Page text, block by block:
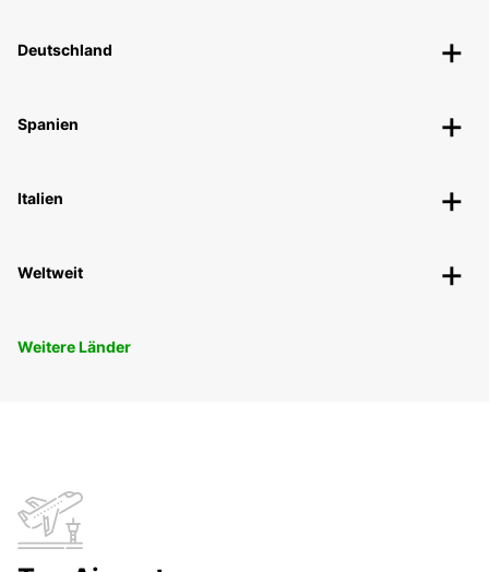
Deutschland
Spanien
Italien
Weltweit
Weitere Länder